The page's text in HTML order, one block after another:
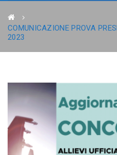
COMUNICAZIONE PROVA
2023